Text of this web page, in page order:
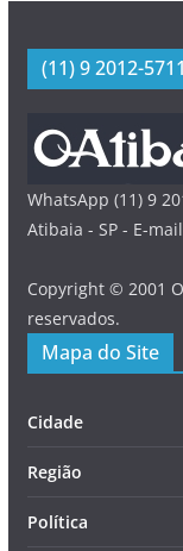
(11) 9 2012-5711
WhatsApp (11) 9
Atibaia - SP - E-
Copyright © 2001
reservados.
Mapa do Site
Cidade
Região
Política